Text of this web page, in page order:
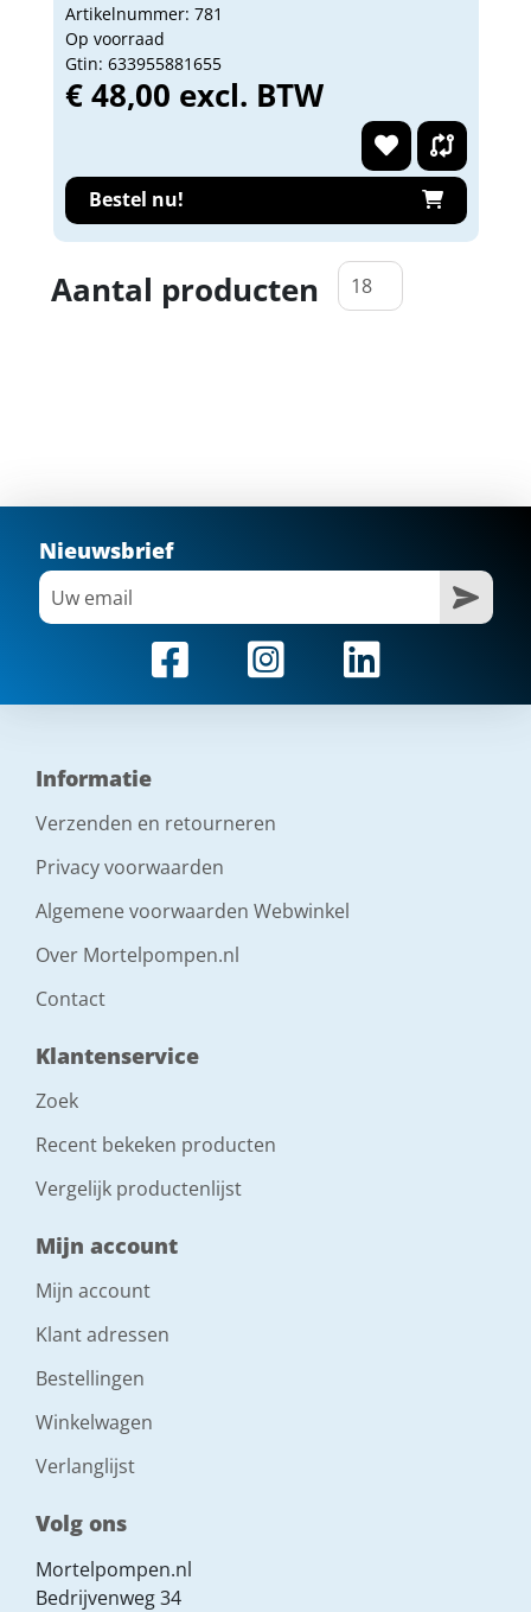
Artikelnummer: 781
Op voorraad
Gtin: 633955881655
€ 48,00 excl. BTW
Bestel nu!
Aantal producten
Nieuwsbrief
Informatie
Verzenden en retourneren
Privacy voorwaarden
Algemene voorwaarden Webwinkel
Over Mortelpompen.nl
Contact
Klantenservice
Zoek
Recent bekeken producten
Vergelijk productenlijst
Mijn account
Mijn account
Klant adressen
Bestellingen
Winkelwagen
Verlanglijst
Volg ons
Mortelpompen.nl
Bedrijvenweg 34